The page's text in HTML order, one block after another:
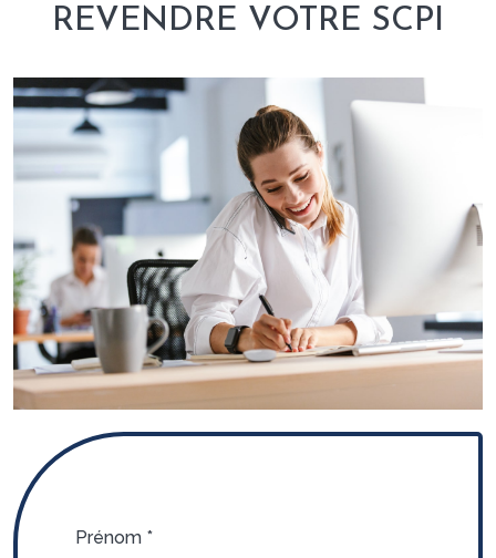
REVENDRE VOTRE SCPI
Prénom *